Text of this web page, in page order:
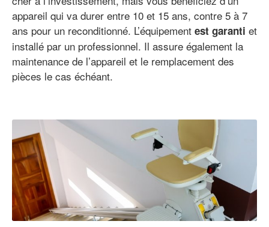
appareil qui va durer entre 10 et 15 ans, contre 5 à 7
ans pour un reconditionné. L’équipement est garanti et
installé par un professionnel. Il assure également la
maintenance de l’appareil et le remplacement des
pièces le cas échéant.